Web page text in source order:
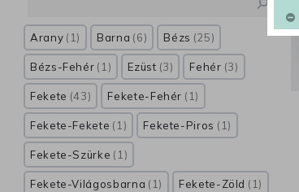
Arany 1 Barna 6 Bézs 25
Bézs-Fehér 1 Ezüst 3 Fehér 3
Fekete 43 Fekete-Fehér 1
Fekete-Fekete 1 Fekete-Piros 1
Fekete-Szürke 1
Fekete-Világosbarna 1 Fekete-Zöld 1